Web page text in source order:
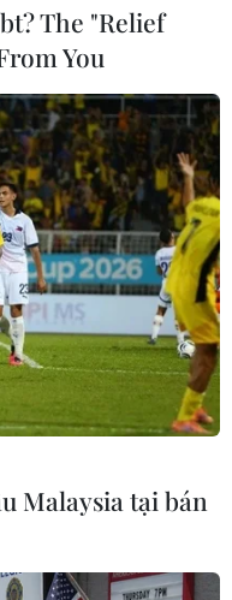
The "Relief
You
Malaysia tại bán